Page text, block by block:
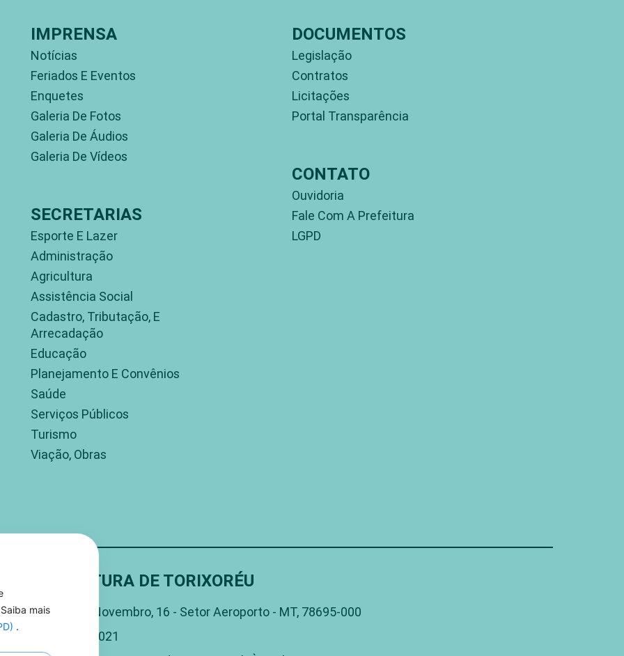
IMPRENSA
Notícias
Feriados E Eventos
Enquetes
Galeria De Fotos
Galeria De Áudios
Galeria De Vídeos
SECRETARIAS
Esporte E Lazer
Administração
Agricultura
Assistência Social
Cadastro, Tributação, E
Arrecadação
Educação
Planejamento E Convênios
Saúde
Serviços Públicos
Turismo
Viação, Obras
DOCUMENTOS
Legislação
Contratos
Licitações
Portal Transparência
CONTATO
Ouvidoria
Fale Com A Prefeitura
LGPD
PREFEITURA DE TORIXORÉU
Rua 15 De Novembro, 16 - Setor Aeroporto - MT, 78695-000
(66) 3406-1021
mais
.